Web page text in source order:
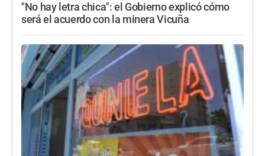
"No hay letra chica": el Gobierno explicó cómo
será el acuerdo con la minera Vicuña